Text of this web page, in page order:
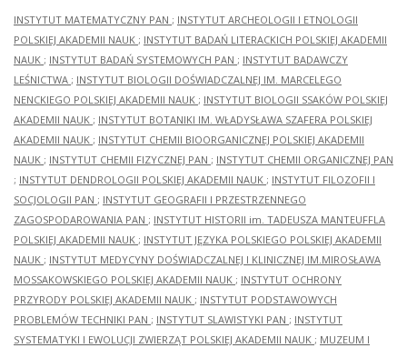
INSTYTUT MATEMATYCZNY PAN ; INSTYTUT ARCHEOLOGII I ETNOLOGII
POLSKIEJ AKADEMII NAUK ; INSTYTUT BADAŃ LITERACKICH POLSKIEJ AKADEMII
NAUK ; INSTYTUT BADAŃ SYSTEMOWYCH PAN ; INSTYTUT BADAWCZY
LEŚNICTWA ; INSTYTUT BIOLOGII DOŚWIADCZALNEJ IM. MARCELEGO
NENCKIEGO POLSKIEJ AKADEMII NAUK ; INSTYTUT BIOLOGII SSAKÓW POLSKIEJ
AKADEMII NAUK ; INSTYTUT BOTANIKI IM. WŁADYSŁAWA SZAFERA POLSKIEJ
AKADEMII NAUK ; INSTYTUT CHEMII BIOORGANICZNEJ POLSKIEJ AKADEMII
NAUK ; INSTYTUT CHEMII FIZYCZNEJ PAN ; INSTYTUT CHEMII ORGANICZNEJ PAN
; INSTYTUT DENDROLOGII POLSKIEJ AKADEMII NAUK ; INSTYTUT FILOZOFII I
SOCJOLOGII PAN ; INSTYTUT GEOGRAFII I PRZESTRZENNEGO
ZAGOSPODAROWANIA PAN ; INSTYTUT HISTORII im. TADEUSZA MANTEUFFLA
POLSKIEJ AKADEMII NAUK ; INSTYTUT JĘZYKA POLSKIEGO POLSKIEJ AKADEMII
NAUK ; INSTYTUT MEDYCYNY DOŚWIADCZALNEJ I KLINICZNEJ IM.MIROSŁAWA
MOSSAKOWSKIEGO POLSKIEJ AKADEMII NAUK ; INSTYTUT OCHRONY
PRZYRODY POLSKIEJ AKADEMII NAUK ; INSTYTUT PODSTAWOWYCH
PROBLEMÓW TECHNIKI PAN ; INSTYTUT SLAWISTYKI PAN ; INSTYTUT
SYSTEMATYKI I EWOLUCJI ZWIERZĄT POLSKIEJ AKADEMII NAUK ; MUZEUM I